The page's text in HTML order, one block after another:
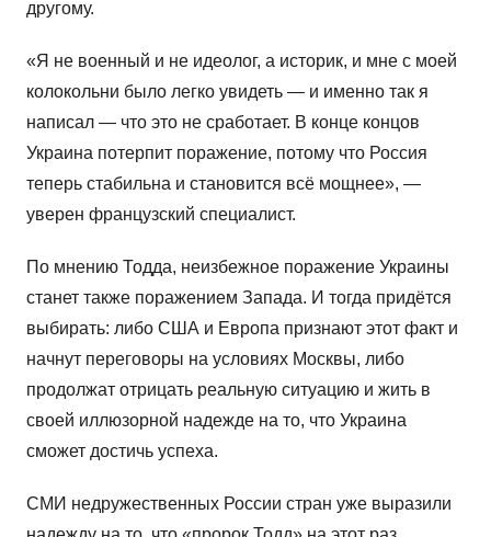
другому.
«Я не военный и не идеолог, а историк, и мне с моей
колокольни было легко увидеть — и именно так я
написал — что это не сработает. В конце концов
Украина потерпит поражение, потому что Россия
теперь стабильна и становится всё мощнее», —
уверен французский специалист.
По мнению Тодда, неизбежное поражение Украины
станет также поражением Запада. И тогда придётся
выбирать: либо США и Европа признают этот факт и
начнут переговоры на условиях Москвы, либо
продолжат отрицать реальную ситуацию и жить в
своей иллюзорной надежде на то, что Украина
сможет достичь успеха.
СМИ недружественных России стран уже выразили